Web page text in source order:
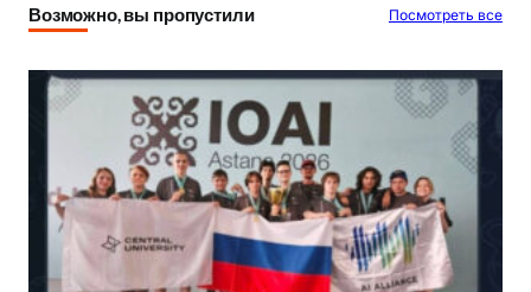
Возможно, вы пропустили Посмотреть все